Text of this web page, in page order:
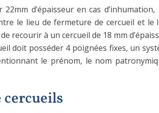
d’épaisseur en cas
le lieu de fermeture de cercueil et le
recourir à un cercueil de 18 mm
doit posséder 4 poignées fixes, un
le prénom, le nom